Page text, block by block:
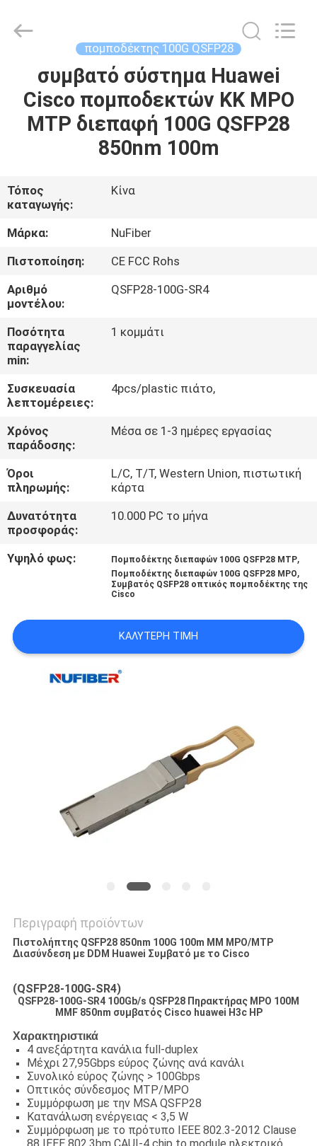
ΣΠΊΤΙ
ΠΡΟΪΌΝΤΑ
ΕΜΕΊΣ
ΓΎΡΟΣ
ΕΡΓΟΣΤΑΣΊΩΝ
ΠΟΙΟΤΙΚΌΣ
ΈΛΕΓΧΟΣ
ΕΛΆΤΕ
ΣΕ
ΕΠΑΦΉ
ΜΕ
ΕΙΔΉΣΕΙΣ
ΖΗΤΉΣΤΕ
SITEMAP
Rights
πομποδέκτης 100G QSFP28
συμβατό σύστημα Huawei
Cisco πομποδεκτών ΚΚ MPO
MTP διεπαφή 100G QSFP28
850nm 100m
Τόπος
καταγωγής:
Κίνα
Μάρκα:
NuFiber
Πιστοποίηση:
CE FCC Rohs
Αριθμό
μοντέλου:
QSFP28-100G-SR4
Ποσότητα
παραγγελίας
min:
1 κομμάτι
Συσκευασία
λεπτομέρειες:
4pcs/plastic πιάτο,
Χρόνος
παράδοσης:
Μέσα σε 1-3 ημέρες εργασίας
Όροι
πληρωμής:
L/C, T/T, Western Union, πιστωτική
κάρτα
Δυνατότητα
προσφοράς:
10.000 PC το μήνα
Υψηλό φως: Πομποδέκτης διεπαφών 100G QSFP28 MTP,
Πομποδέκτης διεπαφών 100G QSFP28 MPO,
Συμβατός QSFP28 οπτικός πομποδέκτης της
Cisco
ΚΑΛΎΤΕΡΗ ΤΙΜΉ
Περιγραφή προϊόντων
Πιστολήπτης QSFP28 850nm 100G 100m MM MPO/MTP
Διασύνδεση με DDM Huawei Συμβατό με το Cisco
(QSFP28-100G-SR4)
QSFP28-100G-SR4 100Gb/s QSFP28 Πηρακτήρας MPO 100M
MMF 850nm συμβατός Cisco huawei H3c HP
Χαρακτηριστικά
4 ανεξάρτητα κανάλια full-duplex
Μέχρι 27,95Gbps εύρος ζώνης ανά κανάλι
Συνολικό εύρος ζώνης > 100Gbps
Οπτικός σύνδεσμος MTP/MPO
Συμμόρφωση με την MSA QSFP28
Κατανάλωση ενέργειας < 3,5 W
Συμμόρφωση με το πρότυπο IEEE 802.3-2012 Clause